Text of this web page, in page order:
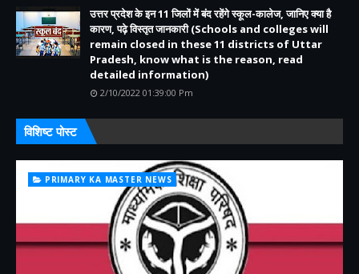
उत्तर प्रदेश के इन 11 जिलों में बंद रहेंगे स्कूल-कालेज, जानिए क्या है
कारण, पढ़े विस्तृत जानकारी (Schools and colleges will
remain closed in these 11 districts of Uttar
Pradesh, know what is the reason, read
detailed information)
2/10/2022 01:39:00 Pm
विशिष्ट पोस्ट
PRIMARY KA MASTER NEWS